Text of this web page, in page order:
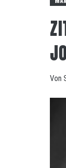
Von